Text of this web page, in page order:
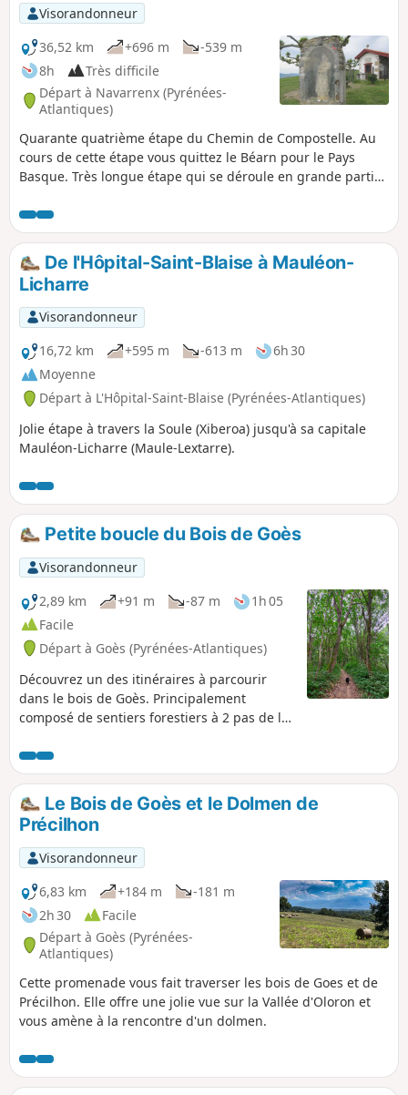
Visorandonneur
36,52 km
+696 m
-539 m
8h
Très difficile
Départ à Navarrenx (Pyrénées-
Atlantiques)
Quarante quatrième étape du Chemin de Compostelle. Au
cours de cette étape vous quittez le Béarn pour le Pays
Basque. Très longue étape qui se déroule en grande partie
bois. Compte tenu que vous ne traversez pas de gros
village, il est donc préférable de prévoir le ravitaillement au
départ.De l'Hôpital-Saint-Blaise à Mauléon-
Licharre
Visorandonneur
16,72 km
+595 m -613 m
6h 30
Moyenne
Départ à L'Hôpital-Saint-Blaise (Pyrénées-Atlantiques)
Jolie étape à travers la Soule (Xiberoa) jusqu'à sa capitale
Mauléon-Licharre (Maule-Lextarre).
Petite boucle du Bois de Goès
Visorandonneur
2,89 km
+91 m -87 m
1h 05
Facile
Départ à Goès (Pyrénées-Atlantiques)
Découvrez un des itinéraires à parcourir
dans le bois de Goès. Principalement
composé de sentiers forestiers à 2 pas de la
rendez-vous idéal pour les promenades
quotidiennes.
Le Bois de Goès et le Dolmen de
Précilhon
Visorandonneur
6,83 km
+184 m
-181 m
2h 30
Facile
Départ à Goès (Pyrénées-
Atlantiques)
Cette promenade vous fait traverser les bois de Goes et de
Précilhon. Elle offre une jolie vue sur la Vallée d'Oloron et
vous amène à la rencontre d'un dolmen.